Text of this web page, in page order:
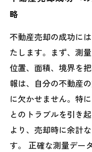
略
不動産売却の成功に
たします。まず、測
位置、面積、境界を
報は、自分の不動産
に欠かせません。特
とのトラブルを引き
より、売却時に余計
す。 正確な測量デー